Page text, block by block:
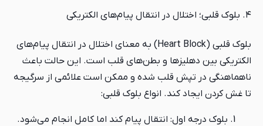
۴. بلوک قلبی؛ اختلال در انتقال پیام‌های الکتریکی
بلوک قلبی (Heart Block) به معنای اختلال در انتقال پیام‌های
الکتریکی بین دهلیزها و بطن‌های قلب است. این حالت باعث
ناهماهنگی در تپش قلب شده و ممکن است علائمی از سرگیجه
تا غش کردن ایجاد کند. انواع بلوک قلبی:
بلوک درجه اول: انتقال پیام کند اما کامل انجام می‌شود.